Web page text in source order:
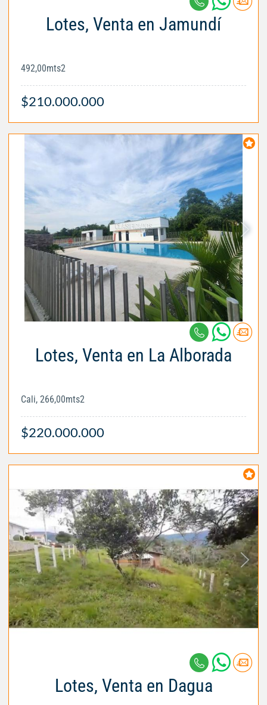
Lotes, Venta en Jamundí
492,00mts2
$210.000.000
Lotes, Venta en La Alborada
Cali, 266,00mts2
$220.000.000
Lotes, Venta en Dagua